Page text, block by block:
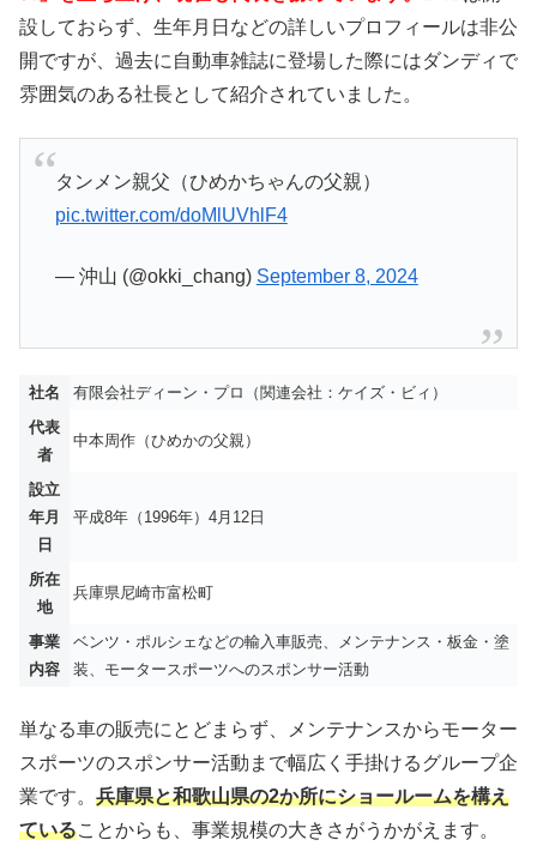
設しておらず、生年月日などの詳しいプロフィールは非公
開ですが、過去に自動車雑誌に登場した際にはダンディで
雰囲気のある社長として紹介されていました。
タンメン親父（ひめかちゃんの父親）
pic.twitter.com/doMlUVhlF4
— 沖山 (@okki_chang) September 8, 2024
社名
有限会社ディーン・プロ（関連会社：ケイズ・ビィ）
代表
者
中本周作（ひめかの父親）
設立
年月
日
平成8年（1996年）4月12日
所在
地
兵庫県尼崎市富松町
事業
内容
ベンツ・ポルシェなどの輸入車販売、メンテナンス・板金・塗
装、モータースポーツへのスポンサー活動
単なる車の販売にとどまらず、メンテナンスからモーター
スポーツのスポンサー活動まで幅広く手掛けるグループ企
業です。 兵庫県と和歌山県の2か所にショールームを構え
ていることからも、事業規模の大きさがうかがえます。